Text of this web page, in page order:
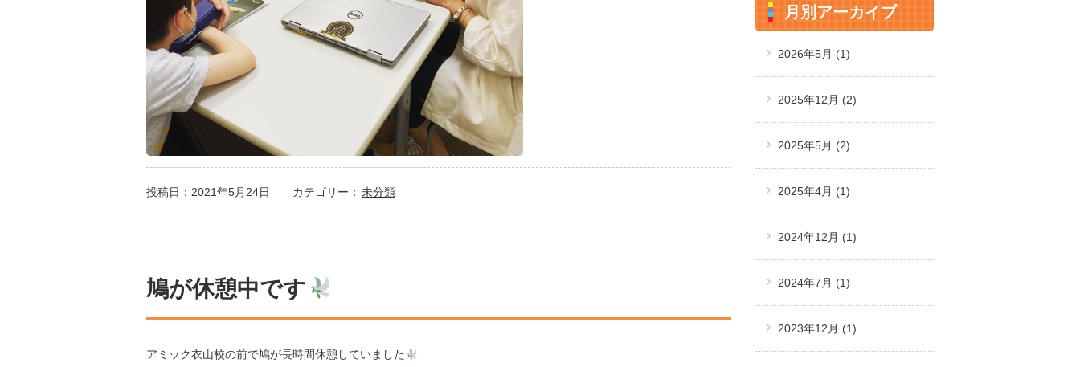
投稿日：2021年5月24日 カテゴリー： 未分類
鳩が休憩中です
アミック衣山校の前で鳩が長時間休憩していました
月別アーカイブ
2026年5月 (1)
2025年12月 (2)
2025年5月 (2)
2025年4月 (1)
2024年12月 (1)
2024年7月 (1)
2023年12月 (1)